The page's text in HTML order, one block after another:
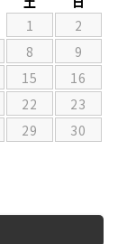
1
2
8
9
15
16
22
23
29
30